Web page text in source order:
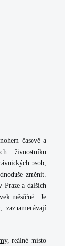
časově a
živnostníků
osob,
změnit.
a dalších
měsíčně. Je
, reálné místo